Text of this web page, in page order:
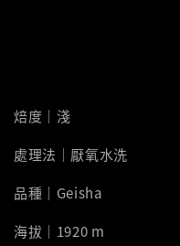
焙度｜淺
處理法｜厭氧水洗
品種｜Geisha
海拔｜1920 m